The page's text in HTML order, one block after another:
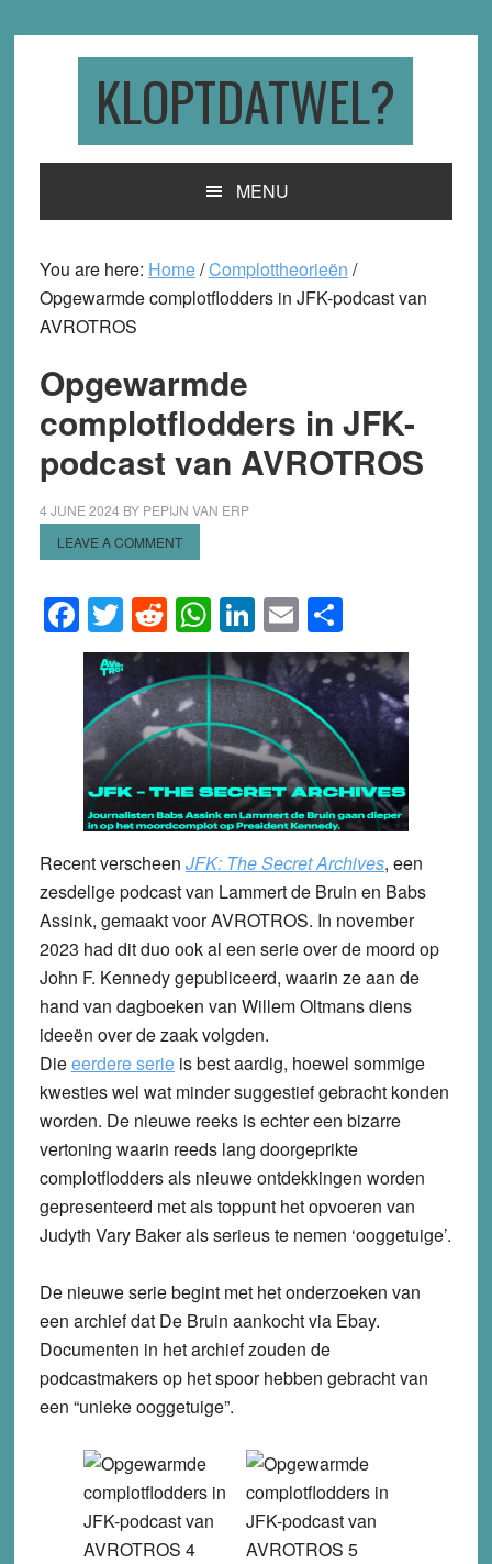
KLOPTDATWEL?
MENU
You are here: Home/Complottheorieën /
Opgewarmde complotflodders in JFK-podcast van
AVROTROS
Opgewarmde
complotflodders in JFK-
podcast van AVROTROS
4 JUNE 2024 BY PEPIJN VAN ERP
LEAVE A COMMENT
Facebook
Twitter
Reddit
WhatsApp
LinkedIn
EmailShare
Recent verscheen JFK: The Secret Archives, een
zesdelige podcast van Lammert de Bruin en Babs
Assink, gemaakt voor AVROTROS. In november
2023 had dit duo ook al een serie over de moord op
John F. Kennedy gepubliceerd, waarin ze aan de
hand van dagboeken van Willem Oltmans diens
ideeën over de zaak volgden.
Dieeerdere serieis best aardig, hoewel sommige
kwesties wel wat minder suggestief gebracht konden
worden. De nieuwe reeks is echter een bizarre
vertoning waarin reeds lang doorgeprikte
complotflodders als nieuwe ontdekkingen worden
gepresenteerd met als toppunt het opvoeren van
Judyth Vary Baker als serieus te nemen ‘ooggetuige’.
De nieuwe serie begint met het onderzoeken van
een archief dat De Bruin aankocht via Ebay.
Documenten in het archief zouden de
podcastmakers op het spoor hebben gebracht van
een “unieke ooggetuige”.